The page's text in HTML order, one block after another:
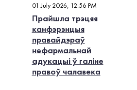
01 July 2026, 12:56 PM
Прайшла трэцяя
канфэрэнцыя
правайдэраў
нефармальнай
адукацыі ў галіне
правоў чалавека